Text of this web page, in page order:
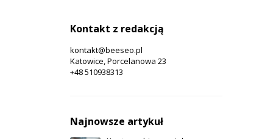
Kontakt z redakcją
kontakt@beeseo.pl
Katowice, Porcelanowa 23
+48 510938313
Najnowsze artykuł